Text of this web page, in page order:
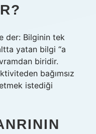
der: Bilginin tek
yatan bilgi “a
biridir.
bağımsız
istediği